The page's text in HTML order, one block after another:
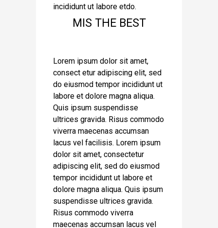
incididunt ut labore etdo.
MIS THE BEST
Lorem ipsum dolor sit amet,
consect etur adipiscing elit, sed
do eiusmod tempor incididunt ut
labore et dolore magna aliqua.
Quis ipsum suspendisse
ultrices gravida. Risus commodo
viverra maecenas accumsan
lacus vel facilisis. Lorem ipsum
dolor sit amet, consectetur
adipiscing elit, sed do eiusmod
tempor incididunt ut labore et
dolore magna aliqua. Quis ipsum
suspendisse ultrices gravida.
Risus commodo viverra
maecenas accumsan lacus vel